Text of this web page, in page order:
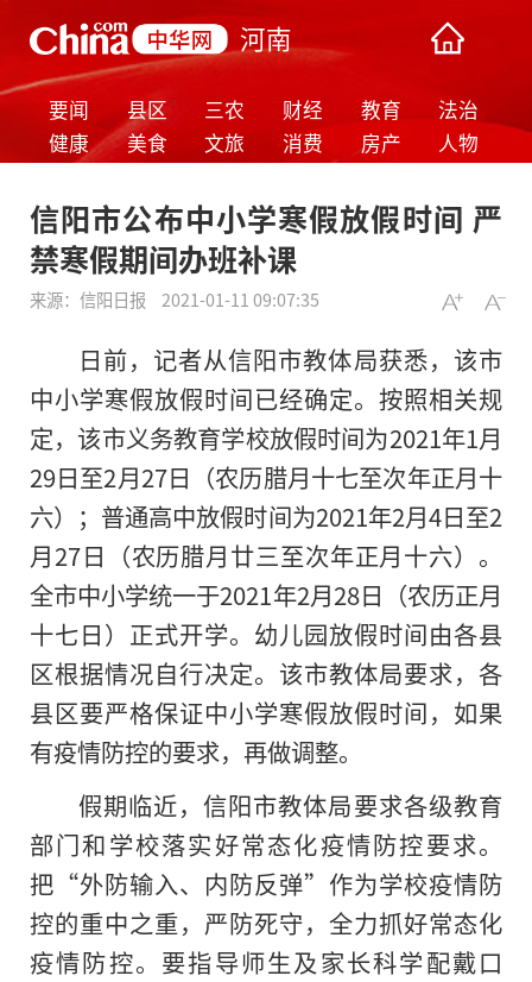
河南
要闻 县区 三农 财经 教育
法治
健康
美食 文旅 消费 房产 人物
信阳市公布中小学寒假放假时间 严
禁寒假期间办班补课
来源： 信阳日报 2021-01-11 09:07:35
日前，记者从信阳市教体局获悉，该市
中小学寒假放假时间已经确定。按照相关规
定，该市义务教育学校放假时间为2021年1月
29日至2月27日（农历腊月十七至次年正月十
六）；普通高中放假时间为2021年2月4日至2
月27日（农历腊月廿三至次年正月十六）。
全市中小学统一于2021年2月28日（农历正月
十七日）正式开学。幼儿园放假时间由各县
区根据情况自行决定。该市教体局要求，各
县区要严格保证中小学寒假放假时间，如果
有疫情防控的要求，再做调整。
假期临近，信阳市教体局要求各级教育
部门和学校落实好常态化疫情防控要求。
把“外防输入、内防反弹”作为学校疫情防
控的重中之重，严防死守，全力抓好常态化
疫情防控。要指导师生及家长科学配戴口